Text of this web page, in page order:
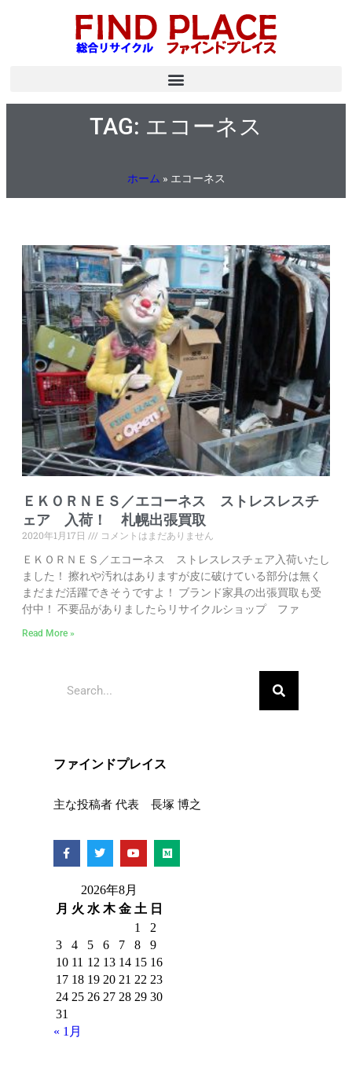
TAG: エコーネス
ホーム » エコーネス
ＥＫＯＲＮＥＳ／エコーネス ストレスレスチ
ェア 入荷！ 札幌出張買取
2020年1月17日
コメントはまだありません
ＥＫＯＲＮＥＳ／エコーネス ストレスレスチェア入荷いたし
ました！ 擦れや汚れはありますが皮に破けている部分は無く
まだまだ活躍できそうですよ！ ブランド家具の出張買取も受
付中！ 不要品がありましたらリサイクルショップ ファ
Read More »
ファインドプレイス
主な投稿者 代表 長塚 博之
2026年8月
月 火 水 木 金 土 日
1
2
3
4 5 6 7 8
9
10 11 12 13 14 15 16
17 18 19 20 21 22 23
24 25 26 27 28 29 30
31
« 1月